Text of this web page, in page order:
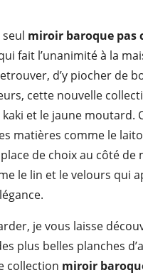
miroir baroque pas
fait l’unanimité à la
d’y piocher de
cette nouvelle
et le jaune moutard.
matières comme le
de choix au côté de
le lin et le velours qui
je vous laisse
plus belles planches
collection miroir